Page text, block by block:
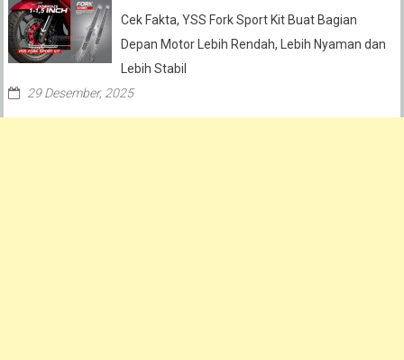
Cek Fakta, YSS Fork Sport Kit Buat Bagian
Depan Motor Lebih Rendah, Lebih Nyaman dan
Lebih Stabil
29 Desember, 2025